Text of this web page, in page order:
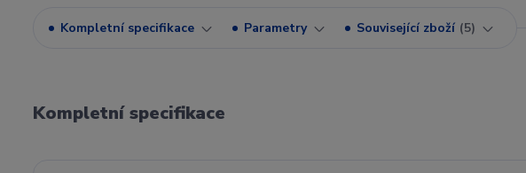
Kompletní specifikace Parametry Související zboží 5
Kompletní specifikace